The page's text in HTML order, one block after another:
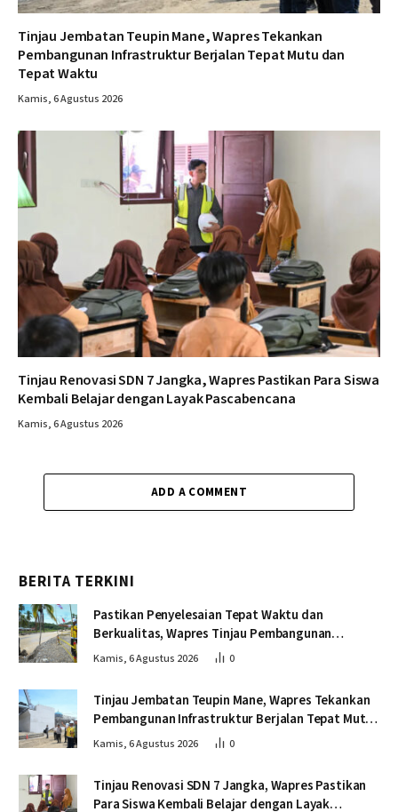
Tinjau Jembatan Teupin Mane, Wapres Tekankan
Pembangunan Infrastruktur Berjalan Tepat Mutu dan
Tepat Waktu
Kamis, 6 Agustus 2026
Tinjau Renovasi SDN 7 Jangka, Wapres Pastikan Para Siswa
Kembali Belajar dengan Layak Pascabencana
Kamis, 6 Agustus 2026
ADD A COMMENT
BERITA TERKINI
Pastikan Penyelesaian Tepat Waktu dan
Berkualitas, Wapres Tinjau Pembangunan
Jembatan Lumut
Kamis, 6 Agustus 2026 0
Tinjau Jembatan Teupin Mane, Wapres Tekankan
Pembangunan Infrastruktur Berjalan Tepat Mutu
dan Tepat Waktu
Kamis, 6 Agustus 2026 0
Tinjau Renovasi SDN 7 Jangka, Wapres Pastikan
Para Siswa Kembali Belajar dengan Layak